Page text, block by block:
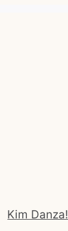
Kim Danza!